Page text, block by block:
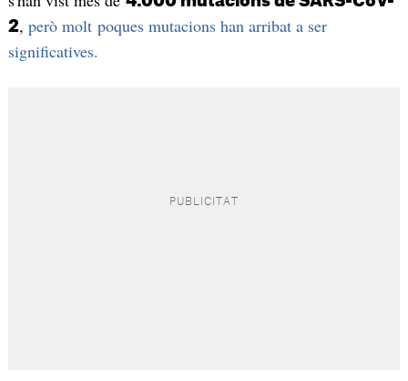
2, però molt poques mutacions han arribat a ser
significatives.